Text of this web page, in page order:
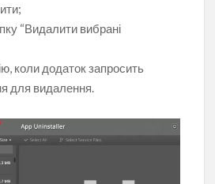
“Видалити вибрані
коли додаток запросить
для видалення.